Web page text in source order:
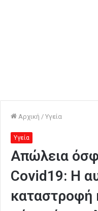
Αρχική / Υγεία
Υγεία
Aπώλεια
Covid19: Η
καταστροφή